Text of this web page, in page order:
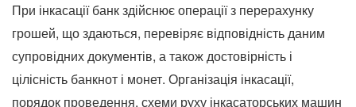
При інкасації банк здійснює операції з перерахунку
грошей, що здаються, перевіряє відповідність даним
супровідних документів, а також достовірність і
цілісність банкнот і монет. Організація інкасації,
порядок проведення, схеми руху інкасаторських машин